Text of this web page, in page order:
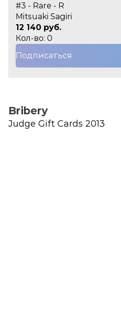
#3 - Rare - R
Mitsuaki Sagiri
12 140 руб.
Кол-во: 0
Подписаться
Bribery
Judge Gift Cards 2013